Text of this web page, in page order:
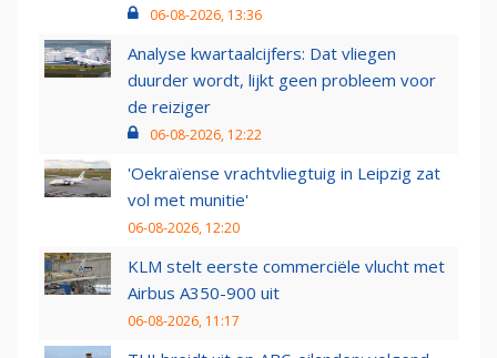
06-08-2026, 13:36
Analyse kwartaalcijfers: Dat vliegen
duurder wordt, lijkt geen probleem voor
de reiziger
06-08-2026, 12:22
'Oekraïense vrachtvliegtuig in Leipzig zat
vol met munitie'
06-08-2026, 12:20
KLM stelt eerste commerciële vlucht met
Airbus A350-900 uit
06-08-2026, 11:17